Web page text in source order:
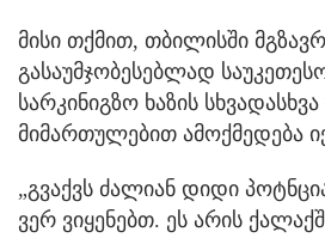
მისი თქმით, თბილისში
გასაუმჯობესებლად
სარკინიგზო ხაზის სხვადასხვა
მიმართულებით ამოქმედება
„გვაქვს ძალიან დიდი
ვერ ვიყენებთ. ეს არის